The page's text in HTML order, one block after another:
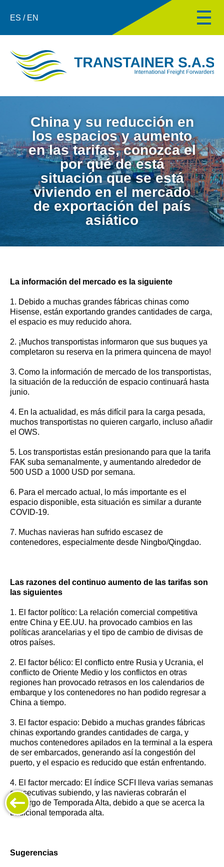
ES / EN
China y su reducción en
los espacios y aumento
en las tarifas, conozca el
por qué de está
situación que se está
viviendo en el mercado
de exportación del país
asiático
La información del mercado es la siguiente
1. Debido a muchas grandes fábricas chinas como
Hisense, están exportando grandes cantidades de carga,
el espacio es muy reducido ahora.
2. ¡Muchos transportistas informaron que sus buques ya
completaron su reserva en la primera quincena de mayo!
3. Como la información de mercado de los transportistas,
la situación de la reducción de espacio continuará hasta
junio.
4. En la actualidad, es más difícil para la carga pesada,
muchos transportistas no quieren cargarlo, incluso añadir
el OWS.
5. Los transportistas están presionando para que la tarifa
FAK suba semanalmente, y aumentando alrededor de
500 USD a 1000 USD por semana.
6. Para el mercado actual, lo más importante es el
espacio disponible, esta situación es similar a durante
COVID-19.
7. Muchas navieras han sufrido escasez de
contenedores, especialmente desde Ningbo/Qingdao.
Las razones del continuo aumento de las tarifas son
las siguientes
1. El factor político: La relación comercial competitiva
entre China y EE.UU. ha provocado cambios en las
políticas arancelarias y el tipo de cambio de divisas de
otros países.
2. El factor bélico: El conflicto entre Rusia y Ucrania, el
conflicto de Oriente Medio y los conflictos en otras
regiones han provocado retrasos en los calendarios de
embarque y los contenedores no han podido regresar a
China a tiempo.
3. El factor espacio: Debido a muchas grandes fábricas
chinas exportando grandes cantidades de carga, y
muchos contenedores apilados en la terminal a la espera
de ser embarcados, generando así la congestión del
puerto, y el espacio es reducido que están enfrentando.
4. El factor mercado: El índice SCFI lleva varias semanas
consecutivas subiendo, y las navieras cobrarán el
Recargo de Temporada Alta, debido a que se acerca la
tradicional temporada alta.
Sugerencias